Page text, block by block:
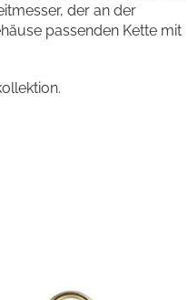
der an der
passenden Kette mit